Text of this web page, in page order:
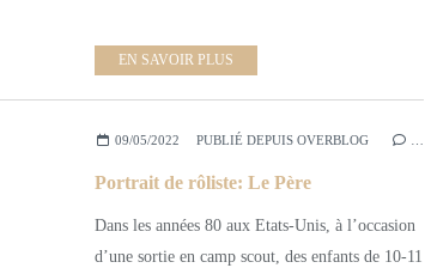
EN SAVOIR PLUS
09/05/2022 PUBLIÉ DEPUIS OVERBLOG
Portrait de rôliste: Le Père
Dans les années 80 aux Etats-Unis, à l’occasion
d’une sortie en camp scout, des enfants de 10-11